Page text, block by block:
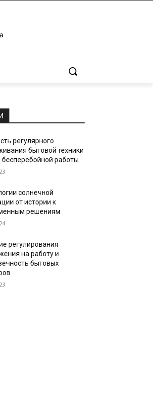
регулярного
бытовой техники
бесперебойной работы
солнечной
от истории к
решениям
регулирования
на работу и
бытовых